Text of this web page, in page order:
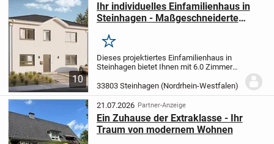
10
Ihr individuelles Einfamilienhaus in
Steinhagen - Maßgeschneiderte
Merken
Dieses projektiertes Einfamilienhaus in
Steinhagen bietet Ihnen mit 6.0 Zimmern
Raum für Ihre Familie. Mit 5
Schlafzimmern, einem modernen
Badezimmer und einem...
33803 Steinhagen (Nordrhein-Westfalen)
21.07.2026 Partner-Anzeige
Ein Zuhause der Extraklasse - Ihr
Traum von modernem Wohnen